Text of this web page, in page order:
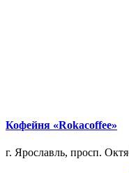
Кофейня «Rokacoffee»
г. Ярославль, просп.